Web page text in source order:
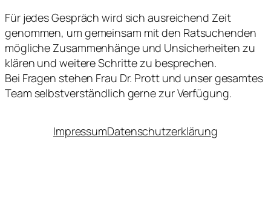
Für jedes Gespräch wird sich ausreichend Zeit
genommen, um gemeinsam mit den Ratsuchenden
mögliche Zusammenhänge und Unsicherheiten zu
klären und weitere Schritte zu besprechen.
Bei Fragen stehen Frau Dr. Prott und unser gesamtes
Team selbstverständlich gerne zur Verfügung.
ImpressumDatenschutzerklärung